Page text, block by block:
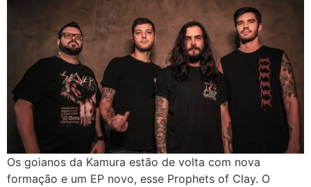
Os goianos da Kamura estão de volta com nova
formação e um EP novo, esse Prophets of Clay. O